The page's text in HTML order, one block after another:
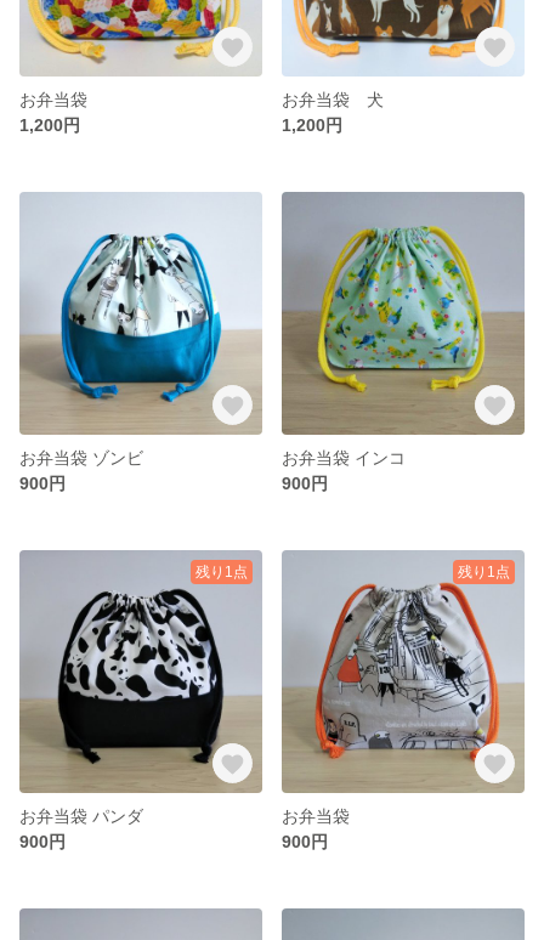
お弁当袋
1,200円
お弁当袋 犬
1,200円
お弁当袋 ゾンビ
900円
お弁当袋 インコ
900円
残り1点
お弁当袋 パンダ
900円
残り1点
お弁当袋
900円